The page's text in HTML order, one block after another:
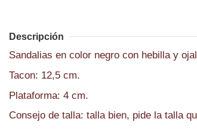
Descripción
Sandalias en color negro con hebilla y
Tacon: 12,5 cm.
Plataforma: 4 cm.
Consejo de talla: talla bien, pide la talla